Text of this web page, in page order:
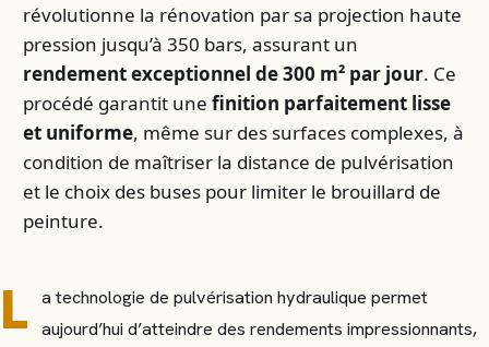
révolutionne la rénovation par sa projection haute
pression jusqu’à 350 bars, assurant un
rendement exceptionnel de 300 m² par jour. Ce
procédé garantit unefinition parfaitement lisse
et uniforme, même sur des surfaces complexes, à
condition de maîtriser la distance de pulvérisation
et le choix des buses pour limiter le brouillard de
peinture.
L
a technologie de pulvérisation hydraulique permet
aujourd’hui d’atteindre des rendements impressionnants,